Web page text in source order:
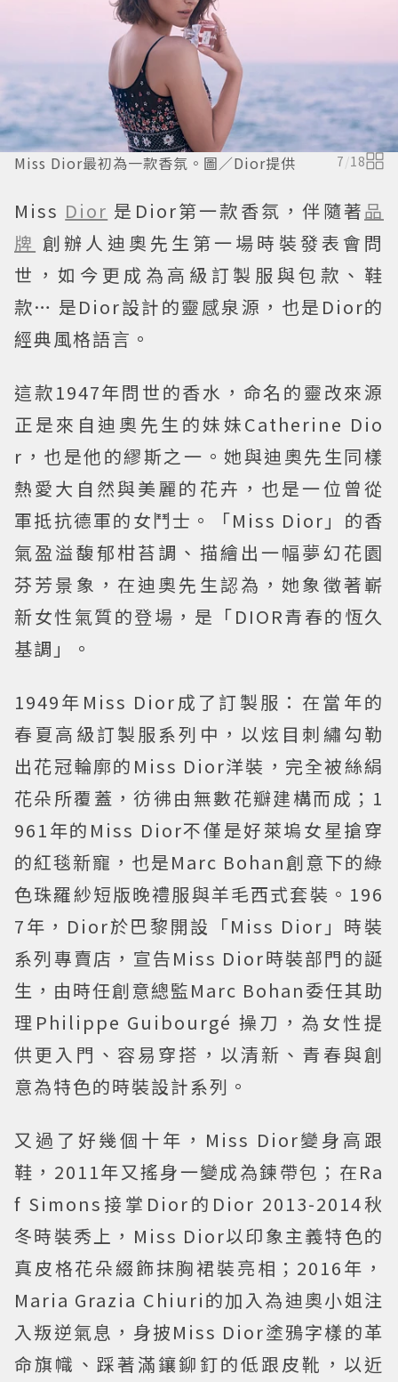
Miss Dior最初為一款香氛。圖／Dior提供 7/18
Miss Dior 是Dior第一款香氛，伴隨著品
牌 創辦人迪奧先生第一場時裝發表會問
世，如今更成為高級訂製服與包款、鞋
款… 是Dior設計的靈感泉源，也是Dior的
經典風格語言。
這款1947年問世的香水，命名的靈改來源
正是來自迪奧先生的妹妹Catherine Dio
r，也是他的繆斯之一。她與迪奧先生同樣
熱愛大自然與美麗的花卉，也是一位曾從
軍抵抗德軍的女鬥士。「Miss Dior」的香
氣盈溢馥郁柑苔調、描繪出一幅夢幻花園
芬芳景象，在迪奧先生認為，她象徵著嶄
新女性氣質的登場，是「DIOR青春的恆久
基調」。
1949年Miss Dior成了訂製服：在當年的
春夏高級訂製服系列中，以炫目刺繡勾勒
出花冠輪廓的Miss Dior洋裝，完全被絲絹
花朵所覆蓋，彷彿由無數花瓣建構而成；1
961年的Miss Dior不僅是好萊塢女星搶穿
的紅毯新寵，也是Marc Bohan創意下的綠
色珠羅紗短版晚禮服與羊毛西式套裝。196
7年，Dior於巴黎開設「Miss Dior」時裝
系列專賣店，宣告Miss Dior時裝部門的誕
生，由時任創意總監Marc Bohan委任其助
理Philippe Guibourgé 操刀，為女性提
供更入門、容易穿搭，以清新、青春與創
意為特色的時裝設計系列。
又過了好幾個十年，Miss Dior變身高跟
鞋，2011年又搖身一變成為鍊帶包；在Ra
f Simons接掌Dior的Dior 2013-2014秋
冬時裝秀上，Miss Dior以印象主義特色的
真皮格花朵綴飾抹胸裙裝亮相；2016年，
Maria Grazia Chiuri的加入為迪奧小姐注
入叛逆氣息，身披Miss Dior塗鴉字樣的革
命旗幟、踩著滿鑲鉚釘的低跟皮靴，以近